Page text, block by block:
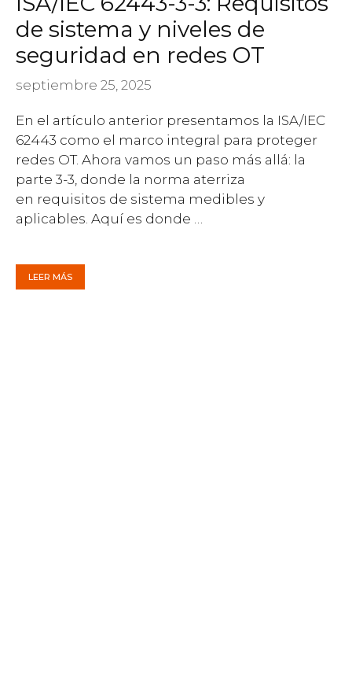
de sistema y niveles de
seguridad en redes OT
septiembre 25, 2025
En el artículo anterior presentamos la ISA/IEC
62443 como el marco integral para proteger
redes OT. Ahora vamos un paso más allá: la
parte 3-3, donde la norma aterriza
en requisitos de sistema medibles y
aplicables. Aquí es donde …
LEER MÁS